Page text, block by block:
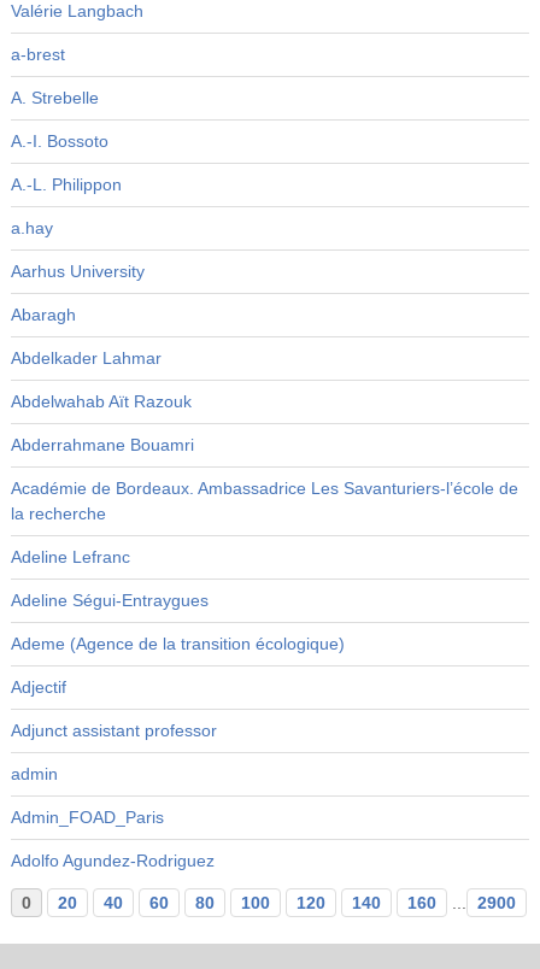
Valérie Langbach
a-brest
A. Strebelle
A.-I. Bossoto
A.-L. Philippon
a.hay
Aarhus University
Abaragh
Abdelkader Lahmar
Abdelwahab Aït Razouk
Abderrahmane Bouamri
Académie de Bordeaux. Ambassadrice Les Savanturiers-l’école de
la recherche
Adeline Lefranc
Adeline Ségui-Entraygues
Ademe (Agence de la transition écologique)
Adjectif
Adjunct assistant professor
admin
Admin_FOAD_Paris
Adolfo Agundez-Rodriguez
0 20 40 60 80 100 120 140 160 ... 2900